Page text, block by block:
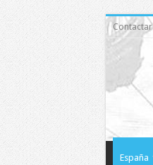
Contactar
España